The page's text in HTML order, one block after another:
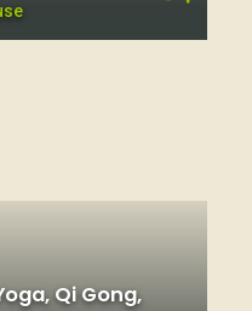
Qi Gong,